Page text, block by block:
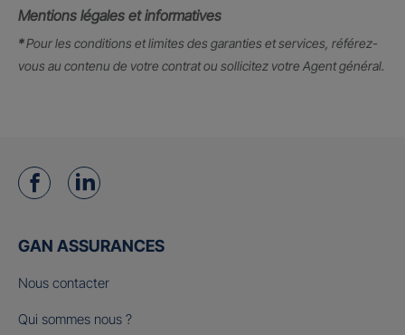
Mentions légales et informatives
*Pour les conditions et limites des garanties et services, référez-
vous au contenu de votre contrat ou sollicitez votre Agent général.
GAN ASSURANCES
Nous contacter
Qui sommes nous ?